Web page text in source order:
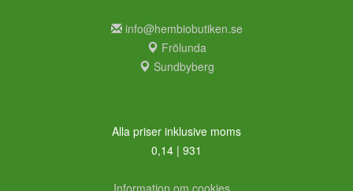
info@hembiobutiken.se
Frölunda
Sundbyberg
Alla priser inklusive moms
0,14 | 931